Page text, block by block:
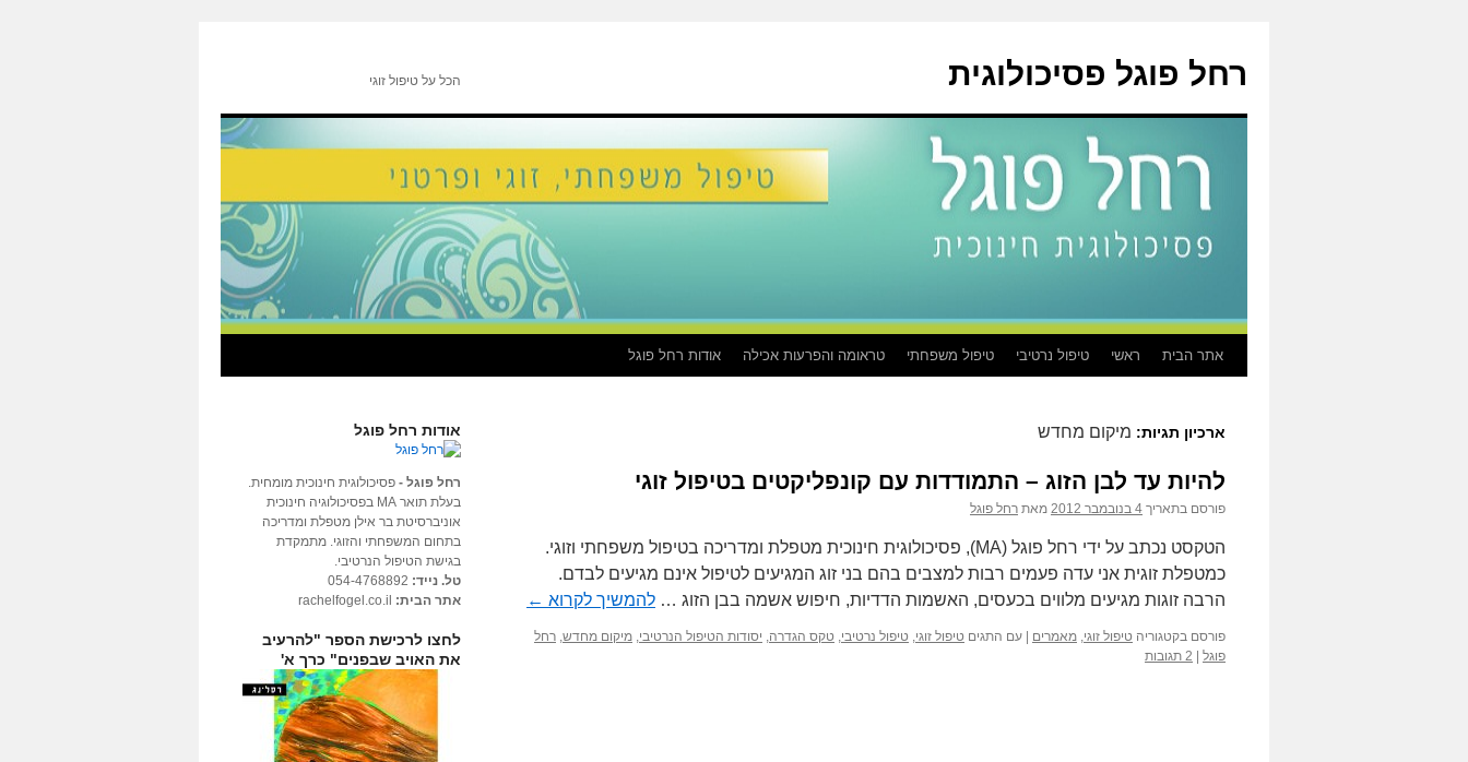
רחל פוגל פסיכולוגית הכל על טיפול זוגי
אתר הבית ראשי טיפול נרטיבי טיפול משפחתי טראומה והפרעות אכילה אודות רחל פוגל
ארכיון תגיות: מיקום מחדש
להיות עד לבן הזוג – התמודדות עם קונפליקטים בטיפול זוגי
פורסם בתאריך 4 בנובמבר 2012 מאת רחל פוגל
הטקסט נכתב על ידי רחל פוגל (MA), פסיכולוגית חינוכית מטפלת ומדריכה בטיפול משפחתי וזוגי.
כמטפלת זוגית אני עדה פעמים רבות למצבים בהם בני זוג המגיעים לטיפול אינם מגיעים לבדם.
הרבה זוגות מגיעים מלווים בכעסים, האשמות הדדיות, חיפוש אשמה בבן הזוג … להמשיך לקרוא ←
פורסם בקטגוריה טיפול זוגי, מאמרים עם התגים טיפול זוגי, טיפול נרטיבי, טקס הגדרה, יסודות הטיפול הנרטיבי, מיקום מחדש, רחל
פוגל
2 תגובות
אודות רחל פוגל
רחל פוגל - פסיכולוגית חינוכית מומחית.
בעלת תואר MA בפסיכולוגיה חינוכית
אוניברסיטת בר אילן מטפלת ומדריכה
בתחום המשפחתי והזוגי. מתמקדת
בגישת הטיפול הנרטיבי.
טל. נייד:
אתר הבית:
לחצו לרכישת הספר "להרעיב
את האויב שבפנים" כרך א'